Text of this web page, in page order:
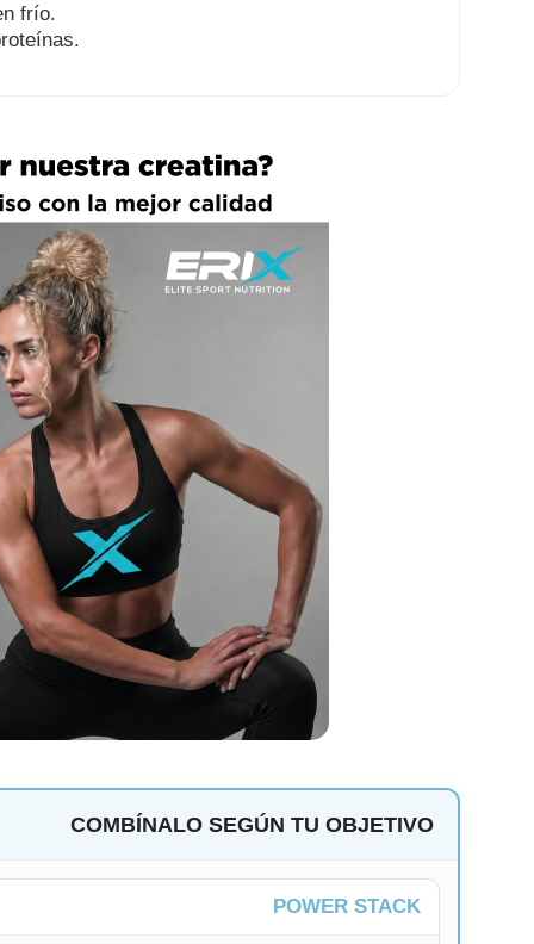
frío.
COMBÍNALO SEGÚN TU OBJETIVO
POWER STACK